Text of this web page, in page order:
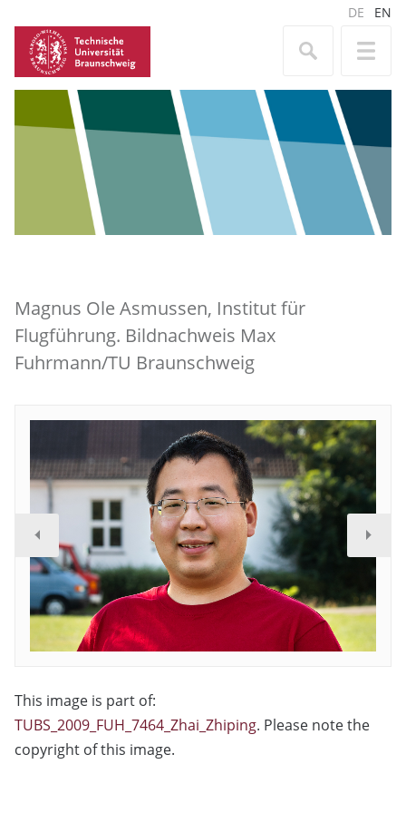
DE EN
Magnus Ole Asmussen, Institut für
Flugführung. Bildnachweis Max
Fuhrmann/TU Braunschweig
This image is part of:
TUBS_2009_FUH_7464_Zhai_Zhiping. Please note the
copyright of this image.